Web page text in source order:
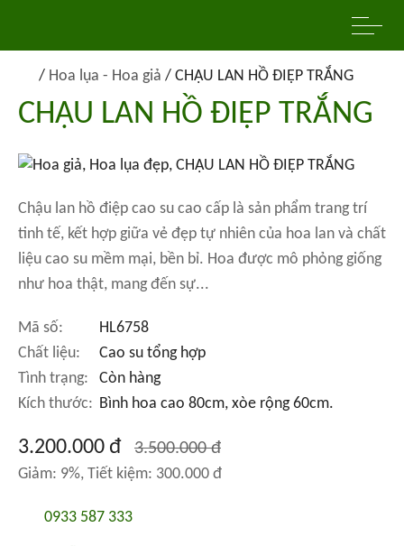
/ Hoa lụa - Hoa giả / CHẬU LAN HỒ ĐIỆP TRẮNG
CHẬU LAN HỒ ĐIỆP TRẮNG
Chậu lan hồ điệp cao su cao cấp là sản phẩm trang trí
tinh tế, kết hợp giữa vẻ đẹp tự nhiên của hoa lan và chất
liệu cao su mềm mại, bền bỉ. Hoa được mô phỏng giống
như hoa thật, mang đến sự...
Mã số:
HL6758
Chất liệu:
Cao su tổng hợp
Tình trạng:
Còn hàng
Kích thước: Bình hoa cao 80cm, xòe rộng 60cm.
3.200.000 đ 3.500.000 đ
Giảm: 9%, Tiết kiệm: 300.000 đ
0933 587 333